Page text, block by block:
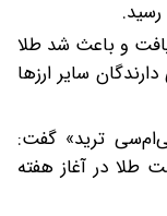
و باعث شد طلا
سایر ارزها
ترید» گفت:
طلا در آغاز هفته